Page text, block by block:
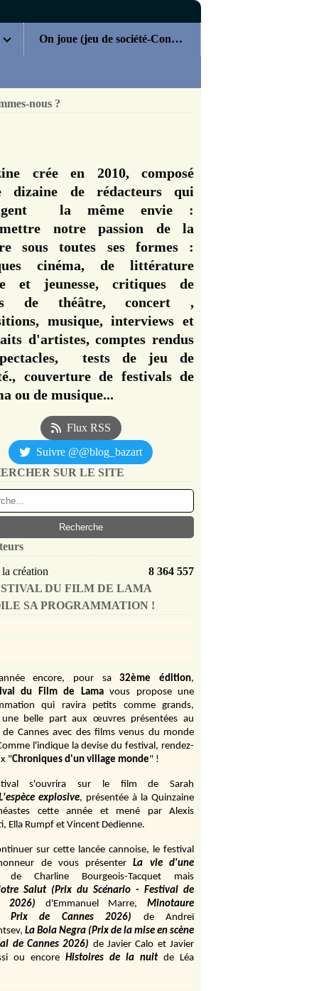
On joue (jeu de société-Concours)
nous ?
crée en 2010, composé
dizaine de rédacteurs qui
la même envie :
notre passion de la
sous toutes ses formes :
cinéma, de littérature
et jeunesse, critiques de
de théâtre, concert ,
musique, interviews et
d'artistes, comptes rendus
tests de jeu de
couverture de festivals de
ou de musique...
Flux RSS
Suivre @@blog_bazart
SUR LE SITE
création
8 364 557
DU FILM DE LAMA
SA PROGRAMMATION !
encore, pour sa 32ème édition,
du Film de Lama vous propose une
qui ravira petits comme grands,
belle part aux œuvres présentées au
de Cannes avec des films venus du monde
l'indique la devise du festival, rendez-
"Chroniques d'un village monde" !
s'ouvrira sur le film de Sarah
explosive, présentée à la Quinzaine
cette année et mené par Alexis
Ella Rumpf et Vincent Dedienne.
sur cette lancée cannoise, le festival
de vous présenter
La vie d'une
de Charline Bourgeois-Tacquet
mais
Salut (Prix du Scénario - Festival de
2026)
d'Emmanuel Marre,
Minotaure
Prix de Cannes 2026)
de Andreï
La Bola Negra (Prix de la mise en scène
de Cannes 2026) de Javier Calo et Javier
ou encore Histoires de la nuit de Léa